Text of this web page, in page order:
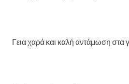
Γεια χαρά και καλή αντάμωση στα